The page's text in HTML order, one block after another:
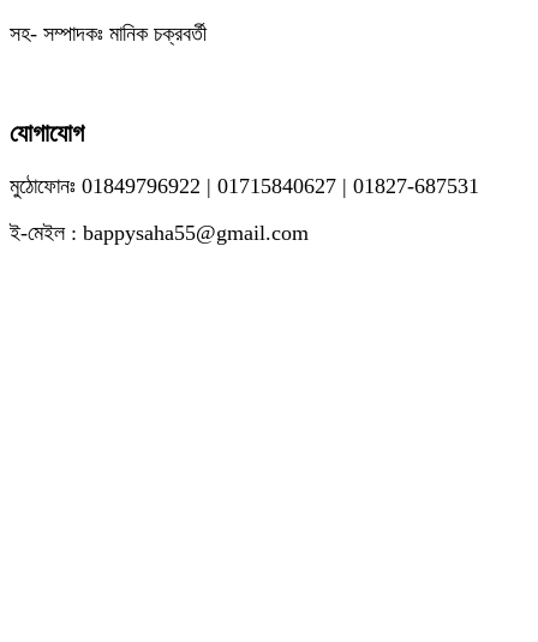
সহ- সম্পাদকঃ মানিক চক্রবর্তী
যোগাযোগ
মুঠোফোনঃ 01849796922 | 01715840627 | 01827-687531
ই-মেইল : bappysaha55@gmail.com